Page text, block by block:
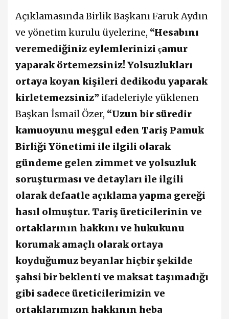
Açıklamasında Birlik Başkanı Faruk Aydın
ve yönetim kurulu üyelerine, “Hesabını
veremediğiniz eylemlerinizi çamur
yaparak örtemezsiniz! Yolsuzlukları
ortaya koyan kişileri dedikodu yaparak
kirletemezsiniz” ifadeleriyle yüklenen
Başkan İsmail Özer, “Uzun bir süredir
kamuoyunu meşgul eden Tariş Pamuk
Birliği Yönetimi ile ilgili olarak
gündeme gelen zimmet ve yolsuzluk
soruşturması ve detayları ile ilgili
olarak defaatle açıklama yapma gereği
hasıl olmuştur. Tariş üreticilerinin ve
ortaklarının hakkını ve hukukunu
korumak amaçlı olarak ortaya
koyduğumuz beyanlar hiçbir şekilde
şahsi bir beklenti ve maksat taşımadığı
gibi sadece üreticilerimizin ve
ortaklarımızın hakkının heba